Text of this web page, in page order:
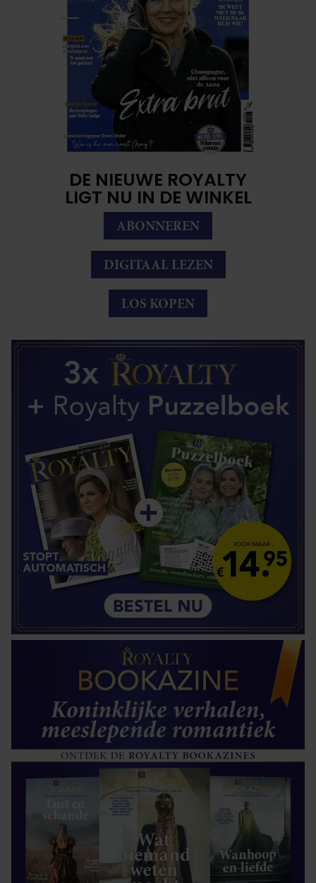
DE NIEUWE ROYALTY
LIGT NU IN DE WINKEL
ABONNEREN
DIGITAAL LEZEN
LOS KOPEN